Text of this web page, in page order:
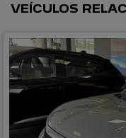
VEÍCULOS